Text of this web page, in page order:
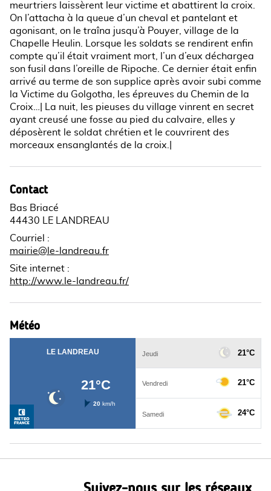
meurtriers laissèrent leur victime et abattirent la croix.
On l’attacha à la queue d’un cheval et pantelant et
agonisant, on le traîna jusqu’à Pouyer, village de la
Chapelle Heulin. Lorsque les soldats se rendirent enfin
compte qu’il était vraiment mort, l’un d’eux déchargea
son fusil dans l’oreille de Ripoche. Ce dernier était enfin
arrivé au terme de son supplice après avoir subi comme
la Victime du Golgotha, les épreuves du Chemin de la
Croix…| La nuit, les pieuses du village vinrent en secret
ayant creusé une fosse au pied du calvaire, elles y
déposèrent le soldat chrétien et le couvrirent des
morceaux ensanglantés de la croix.|
Contact
Bas Briacé
44430 LE LANDREAU
Courriel
:
mairie@le-landreau.fr
Site internet :
http://www.le-landreau.fr/
Météo